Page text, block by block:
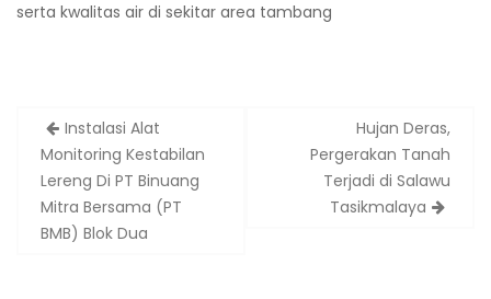
serta kwalitas air di sekitar area tambang
Post
navigation
Instalasi Alat
Monitoring Kestabilan
Lereng Di PT Binuang
Mitra Bersama (PT
BMB) Blok Dua
Hujan Deras,
Pergerakan Tanah
Terjadi di Salawu
Tasikmalaya